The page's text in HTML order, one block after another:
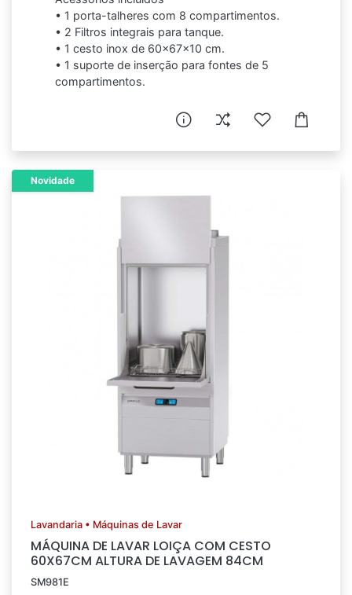
• 1 porta-talheres com 8 compartimentos.
• 2 Filtros integrais para tanque.
• 1 cesto inox de 60x67x10 cm.
• 1 suporte de inserção para fontes de 5
compartimentos.
Novidade
Lavandaria • Máquinas de Lavar
MÁQUINA DE LAVAR LOIÇA COM CESTO
60X67CM ALTURA DE LAVAGEM 84CM
SM981E